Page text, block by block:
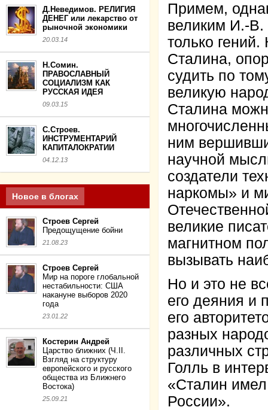
Д.Неведимов. РЕЛИГИЯ
ДЕНЕГ или лекарство от
рыночной экономики
20.03.14
Н.Сомин.
ПРАВОСЛАВНЫЙ
СОЦИАЛИЗМ КАК
РУССКАЯ ИДЕЯ
09.03.15
С.Строев.
ИНСТРУМЕНТАРИЙ
КАПИТАЛОКРАТИИ
04.12.13
Новое в блогах
Строев Сергей
Предощущение бойни
21.08.23
Строев Сергей
Мир на пороге глобальной
нестабильности: США
накануне выборов 2020
года
23.01.22
Костерин Андрей
Царство ближних (Ч.II.
Взгляд на структуру
европейского и русского
общества из Ближнего
Востока)
25.09.21
Примем,
великим И.-В.
только
Сталина,
судить по
великую
Сталина
ним
научной
создатели
наркомы» и
великие
магнитном
вызывать
Но и это не
его деяния и
его
разных
различных
Голль в
«Сталин имел
России».